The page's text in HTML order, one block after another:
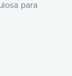
para